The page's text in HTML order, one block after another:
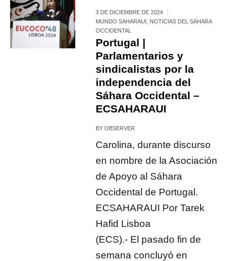
3 DE DICIEMBRE DE 2024
MUNDO SAHARAUI
NOTICIAS DEL SÁHARA
OCCIDENTAL
Portugal |
Parlamentarios y
sindicalistas por la
independencia del
Sáhara Occidental –
ECSAHARAUI
BYOBSERVER
Carolina, durante discurso
en nombre de la Asociación
de Apoyo al Sáhara
Occidental de Portugal.
ECSAHARAUI Por Tarek
Hafid Lisboa
(ECS).- El pasado fin de
semana concluyó en